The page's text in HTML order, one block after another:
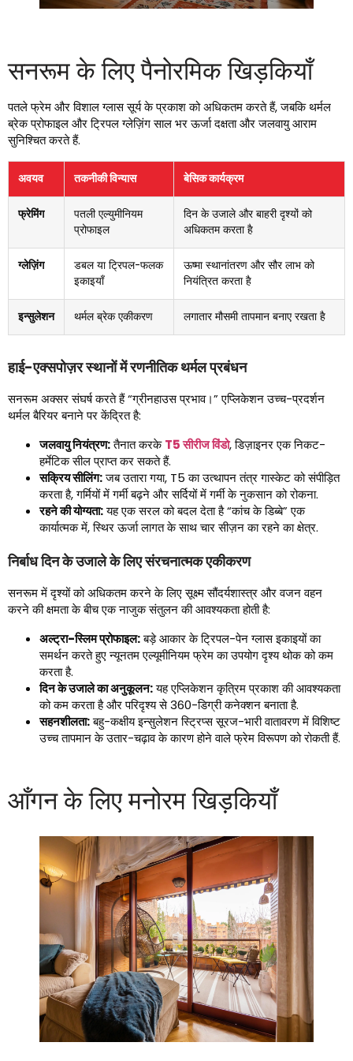
सनरूम के लिए पैनोरमिक खिड़कियाँ
पतले फ्रेम और विशाल ग्लास सूर्य के प्रकाश को अधिकतम करते हैं, जबकि थर्मल
ब्रेक प्रोफाइल और ट्रिपल ग्लेज़िंग साल भर ऊर्जा दक्षता और जलवायु आराम
सुनिश्चित करते हैं.
अवयव तकनीकी विन्यास बेसिक कार्यक्रम
फ्रेमिंग
पतली एल्युमीनियम
प्रोफाइल
दिन के उजाले और बाहरी दृश्यों को
अधिकतम करता है
ग्लेज़िंग
डबल या ट्रिपल-फलक
इकाइयाँ
ऊष्मा स्थानांतरण और सौर लाभ को
नियंत्रित करता है
इन्सुलेशन थर्मल ब्रेक एकीकरण लगातार मौसमी तापमान बनाए रखता है
हाई-एक्सपोज़र स्थानों में रणनीतिक थर्मल प्रबंधन
सनरूम अक्सर संघर्ष करते हैं “ग्रीनहाउस प्रभाव।” एप्लिकेशन उच्च-प्रदर्शन
थर्मल बैरियर बनाने पर केंद्रित है:
जलवायु नियंत्रण:तैनात करकेT5 सीरीज विंडो, डिज़ाइनर एक निकट-
हर्मेटिक सील प्राप्त कर सकते हैं.
सक्रिय सीलिंग:जब उतारा गया, T5 का उत्थापन तंत्र गास्केट को संपीड़ित
करता है, गर्मियों में गर्मी बढ़ने और सर्दियों में गर्मी के नुकसान को रोकना.
रहने की योग्यता:यह एक सरल को बदल देता है “कांच के डिब्बे” एक
कार्यात्मक में, स्थिर ऊर्जा लागत के साथ चार सीज़न का रहने का क्षेत्र.
निर्बाध दिन के उजाले के लिए संरचनात्मक एकीकरण
सनरूम में दृश्यों को अधिकतम करने के लिए सूक्ष्म सौंदर्यशास्त्र और वजन वहन
करने की क्षमता के बीच एक नाजुक संतुलन की आवश्यकता होती है:
अल्ट्रा-स्लिम प्रोफाइल:बड़े आकार के ट्रिपल-पेन ग्लास इकाइयों का
समर्थन करते हुए न्यूनतम एल्यूमीनियम फ्रेम का उपयोग दृश्य थोक को कम
करता है.
दिन के उजाले का अनुकूलन:यह एप्लिकेशन कृत्रिम प्रकाश की आवश्यकता
को कम करता है और परिदृश्य से 360-डिग्री कनेक्शन बनाता है.
सहनशीलता:बहु-कक्षीय इन्सुलेशन स्ट्रिप्स सूरज-भारी वातावरण में विशिष्ट
उच्च तापमान के उतार-चढ़ाव के कारण होने वाले फ्रेम विरूपण को रोकती हैं.
आँगन के लिए मनोरम खिड़कियाँ